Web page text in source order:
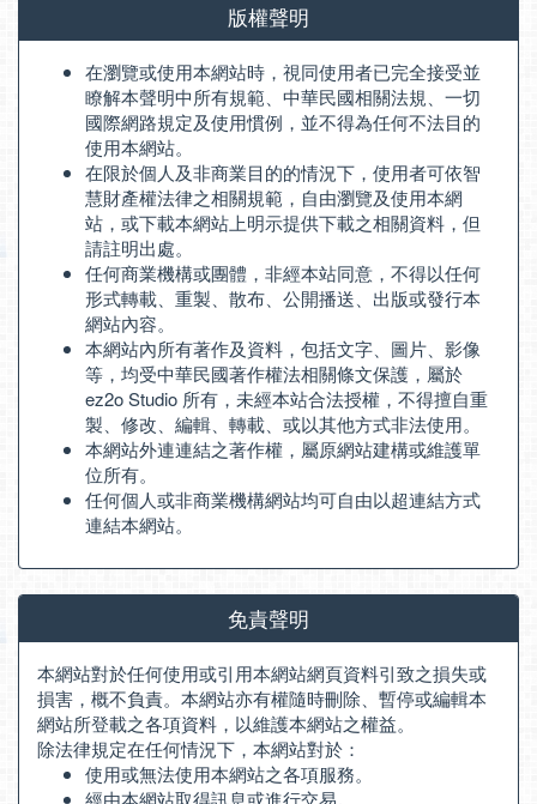
版權聲明
在瀏覽或使用本網站時，視同使用者已完全接受並
瞭解本聲明中所有規範、中華民國相關法規、一切
國際網路規定及使用慣例，並不得為任何不法目的
使用本網站。
在限於個人及非商業目的的情況下，使用者可依智
慧財產權法律之相關規範，自由瀏覽及使用本網
站，或下載本網站上明示提供下載之相關資料，但
請註明出處。
任何商業機構或團體，非經本站同意，不得以任何
形式轉載、重製、散布、公開播送、出版或發行本
網站內容。
本網站內所有著作及資料，包括文字、圖片、影像
等，均受中華民國著作權法相關條文保護，屬於
ez2o Studio 所有，未經本站合法授權，不得擅自重
製、修改、編輯、轉載、或以其他方式非法使用。
本網站外連連結之著作權，屬原網站建構或維護單
位所有。
任何個人或非商業機構網站均可自由以超連結方式
連結本網站。
免責聲明
本網站對於任何使用或引用本網站網頁資料引致之損失或
損害，概不負責。本網站亦有權隨時刪除、暫停或編輯本
網站所登載之各項資料，以維護本網站之權益。
除法律規定在任何情況下，本網站對於：
使用或無法使用本網站之各項服務。
經由本網站取得訊息或進行交易。